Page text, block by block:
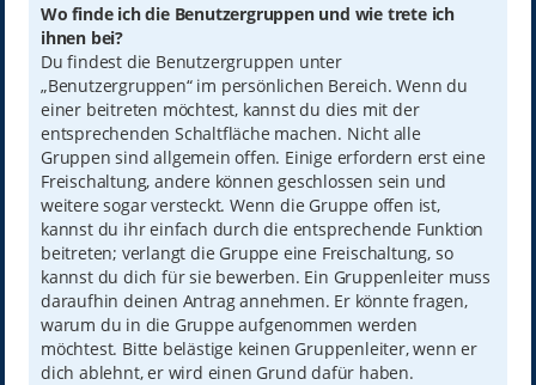
Wo finde ich die Benutzergruppen und wie trete ich
ihnen bei?
Du findest die Benutzergruppen unter
„Benutzergruppen“ im persönlichen Bereich. Wenn du
einer beitreten möchtest, kannst du dies mit der
entsprechenden Schaltfläche machen. Nicht alle
Gruppen sind allgemein offen. Einige erfordern erst eine
Freischaltung, andere können geschlossen sein und
weitere sogar versteckt. Wenn die Gruppe offen ist,
kannst du ihr einfach durch die entsprechende Funktion
beitreten; verlangt die Gruppe eine Freischaltung, so
kannst du dich für sie bewerben. Ein Gruppenleiter muss
daraufhin deinen Antrag annehmen. Er könnte fragen,
warum du in die Gruppe aufgenommen werden
möchtest. Bitte belästige keinen Gruppenleiter, wenn er
dich ablehnt, er wird einen Grund dafür haben.